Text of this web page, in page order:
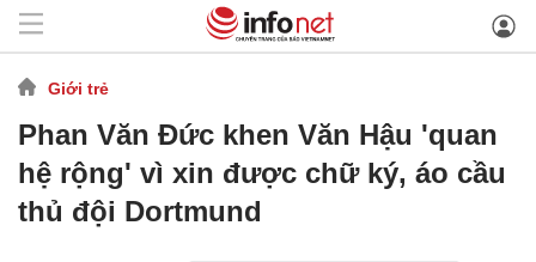
Giới trẻ
Phan Văn Đức khen Văn Hậu 'quan
hệ rộng' vì xin được chữ ký, áo cầu
thủ đội Dortmund